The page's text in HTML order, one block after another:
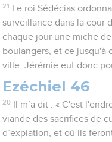
21
Le roi Sédécias
surveillance dans la cour
chaque jour une miche
boulangers, et ce jusqu'à
ville. Jérémie eut donc
Ezéchiel 46
20
Il m’a dit : « C'est
viande des sacrifices de
d’expiation, et où ils